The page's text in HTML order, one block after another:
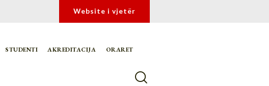
Website i vjetër
STUDENTI AKREDITACIJA ORARET